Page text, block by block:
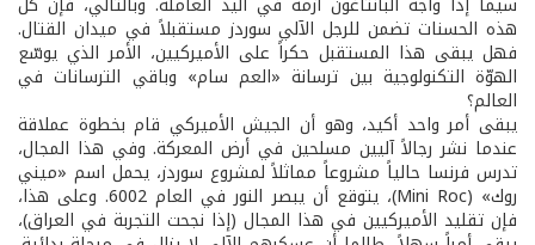
هذه الحسنات تضمن للرجل الآلي سوردز مستقبلاً في ميدان القتال.
فهل يبقى هذا المستقبل حكراً على الأميركيين، الأمر الذي يوسّع
الهوّة التكنولوجية بين ترسانة «العم سام» وباقي الترسانات في
العالم؟
يبقى أمر واحد أكيد، وهو أن الجيش الأميركي قام بخطوة عملاقة
عندما نشر رجالاً آليين مسلحين في أرض المعركة. وفي هذا المجال،
تدرس فرنسا حالياً مشروعاً مماثلاً لمشروع سوردز، يحمل اسم «ميني
روك» (Mini Roc)، يتوقع أن يبصر النور في العام 6002. وعلى هذا،
فإن تقليد الأميركيين في هذا المجال (إذا نجحت التجربة في العراق)،